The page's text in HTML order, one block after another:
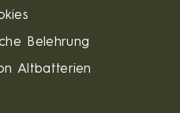
Belehrung
Altbatterien